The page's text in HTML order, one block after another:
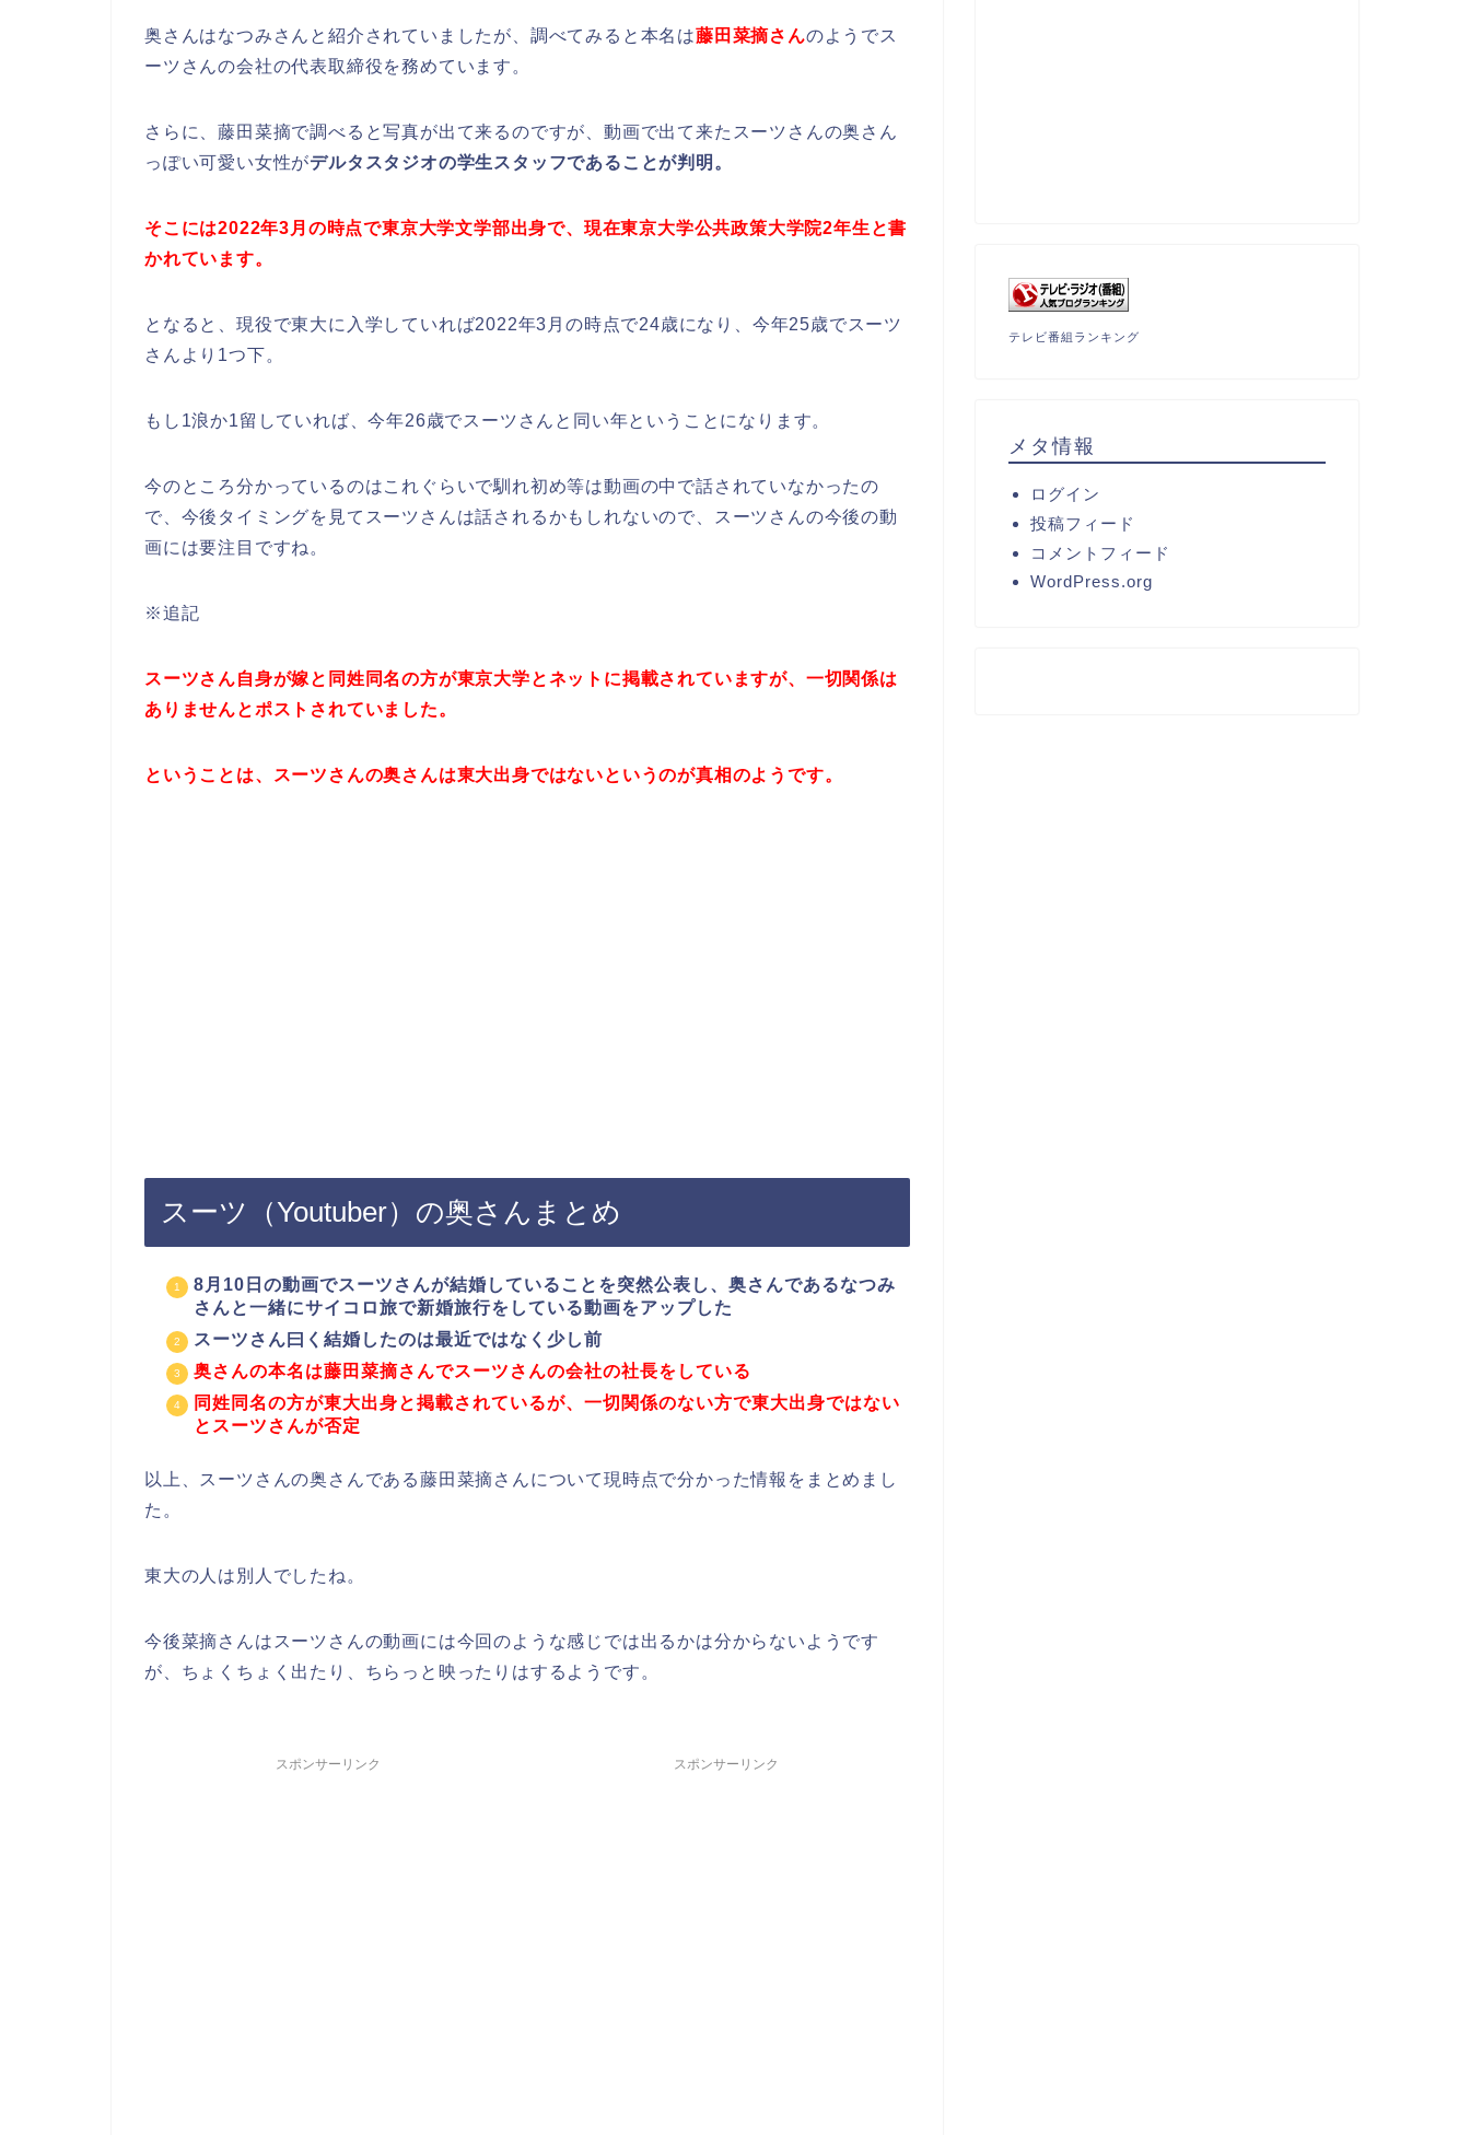
奥さんはなつみさんと紹介されていましたが、調べてみると本名は藤田菜摘さんのようでス
ーツさんの会社の代表取締役を務めています。
さらに、藤田菜摘で調べると写真が出て来るのですが、動画で出て来たスーツさんの奥さん
っぽい可愛い女性がデルタスタジオの学生スタッフであることが判明。
そこには2022年3月の時点で東京大学文学部出身で、現在東京大学公共政策大学院2年生と書
かれています。
となると、現役で東大に入学していれば2022年3月の時点で24歳になり、今年25歳でスーツ
さんより1つ下。
もし1浪か1留していれば、今年26歳でスーツさんと同い年ということになります。
今のところ分かっているのはこれぐらいで馴れ初め等は動画の中で話されていなかったの
で、今後タイミングを見てスーツさんは話されるかもしれないので、スーツさんの今後の動
画には要注目ですね。
※追記
スーツさん自身が嫁と同姓同名の方が東京大学とネットに掲載されていますが、一切関係は
ありませんとポストされていました。
ということは、スーツさんの奥さんは東大出身ではないというのが真相のようです。
スーツ（Youtuber）の奥さんまとめ
8月10日の動画でスーツさんが結婚していることを突然公表し、奥さんであるなつみ
さんと一緒にサイコロ旅で新婚旅行をしている動画をアップした
スーツさん曰く結婚したのは最近ではなく少し前
奥さんの本名は藤田菜摘さんでスーツさんの会社の社長をしている
同姓同名の方が東大出身と掲載されているが、一切関係のない方で東大出身ではない
とスーツさんが否定
以上、スーツさんの奥さんである藤田菜摘さんについて現時点で分かった情報をまとめまし
た。
東大の人は別人でしたね。
今後菜摘さんはスーツさんの動画には今回のような感じでは出るかは分からないようです
が、ちょくちょく出たり、ちらっと映ったりはするようです。
スポンサーリンク スポンサーリンク
テレビ番組ランキング
メタ情報
ログイン
投稿フィード
コメントフィード
WordPress.org